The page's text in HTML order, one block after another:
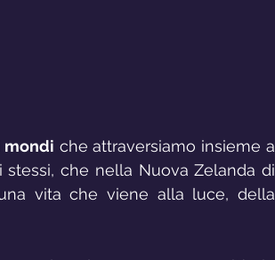
che attraversiamo insieme a
che nella Nuova Zelanda di
vita che viene alla luce, della